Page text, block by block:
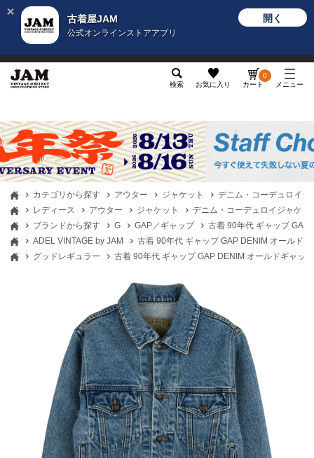
古着屋JAM
公式オンラインストアアプリ
開く
検索 お気に入り カート
0
メニュー
カテゴリから探す アウター ジャケット
デニム・コーデュロイジ
レディース
アウター ジャケット
デニム・コーデュロイジャケッ
ブランドから探す
G GAP／ギャップ
古着 90年代 ギャップ GAP
ADEL VINTAGE by JAM
古着 90年代 ギャップ GAP DENIM オールド
グッドレギュラー
古着 90年代 ギャップ GAP DENIM オールドギャッ